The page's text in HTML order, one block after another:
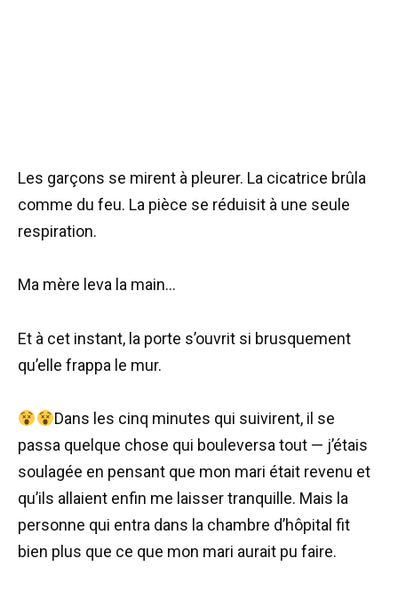
Les garçons se mirent à pleurer. La cicatrice brûla
comme du feu. La pièce se réduisit à une seule
respiration.
Ma mère leva la main…
Et à cet instant, la porte s’ouvrit si brusquement
qu’elle frappa le mur.
Dans les cinq minutes qui suivirent, il se
passa quelque chose qui bouleversa tout — j’étais
soulagée en pensant que mon mari était revenu et
qu’ils allaient enfin me laisser tranquille. Mais la
personne qui entra dans la chambre d’hôpital fit
bien plus que ce que mon mari aurait pu faire.